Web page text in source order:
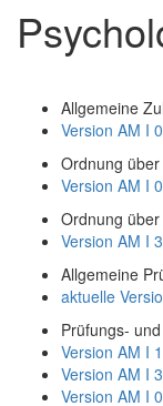
Allgemeine
Version AM I
Ordnung
Version AM I
Ordnung
Version AM I
Allgemeine
aktuelle
Prüfungs-
Version AM I
Version AM I
Version AM I